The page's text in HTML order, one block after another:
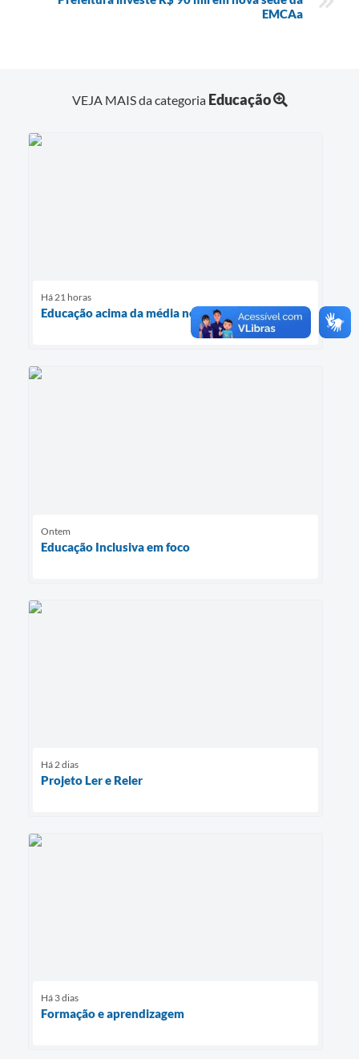
EMCAa
VEJA MAIS da categoria Educação
Há 21 horas
Educação acima da média no IDEP
Ontem
Educação Inclusiva em foco
Há 2 dias
Projeto Ler e Reler
Há 3 dias
Formação e aprendizagem